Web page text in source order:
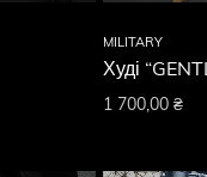
MILITARY
Худі
1 700,00 ₴